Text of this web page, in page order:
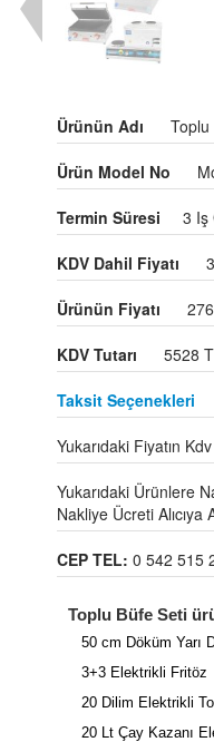
Ürünün Adı Toplu
Ürün Model No
Termin Süresi 3 Iş
KDV Dahil Fiyatı
Ürünün Fiyatı
KDV Tutarı 5528
Taksit Seçenekleri
Yukarıdaki Fiyatın
Yukarıdaki Ürünlere
Nakliye Ücreti Alıcıya
CEP TEL: 0 542 515
Toplu Büfe Seti
50 cm Döküm Yarı
3+3 Elektrikli Fritöz
20 Dilim Elektrikli
20 Lt Çay Kazanı